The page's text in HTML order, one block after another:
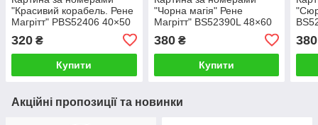
"Красивий корабель. Рене
Магрітт" PBS52406 40×50
320 ₴
Купити
"Чорна магія" Рене
Магрітт" BS52390L 48×60
380₴
Купити
380
Акційні пропозиції та новинки